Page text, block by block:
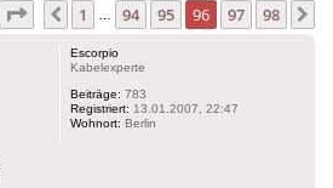
Seite 96 98
Vorherige
1 94 95 96 97 98
Escorpio
Kabelexperte
Beiträge: 783
Registriert: 13.01.2007, 22:47
Wohnort: Berlin